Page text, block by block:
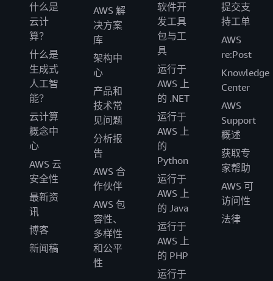
什么是
云计
算？
什么是
生成式
人工智
能？
云计算
概念中
心
AWS 云
安全性
最新资
讯
博客
新闻稿
AWS 解
决方案
库
架构中
心
产品和
技术常
见问题
分析报
告
AWS 合
作伙伴
AWS 包
容性、
多样性
和公平
性
软件开
发工具
包与工
具
运行于
AWS 上
的 .NET
运行于
AWS 上
的
Python
运行于
AWS 上
的 Java
运行于
AWS 上
的 PHP
运行于
提交支
持工单
AWS
re:Post
Knowledge
Center
AWS
Support
概述
获取专
家帮助
AWS 可
访问性
法律